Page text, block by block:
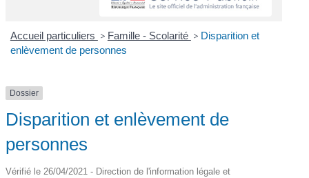
Accueil particuliers > Famille - Scolarité > Disparition et
enlèvement de personnes
Dossier
Disparition et enlèvement de
personnes
Vérifié le 26/04/2021 - Direction de l'information légale et